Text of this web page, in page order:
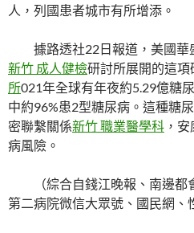
人，列國患者城市有所增添。
據路透社22日報道，美國
新竹 成人健檢研討所展開的這
所021年全球有年夜約5.29億糖尿
中約96%患2型糖尿病。這種糖
密聯繫關係新竹 職業醫學科 ，
病風險。
（綜合自錢江晚報、南邊
第二病院微信大眾號、國民網、